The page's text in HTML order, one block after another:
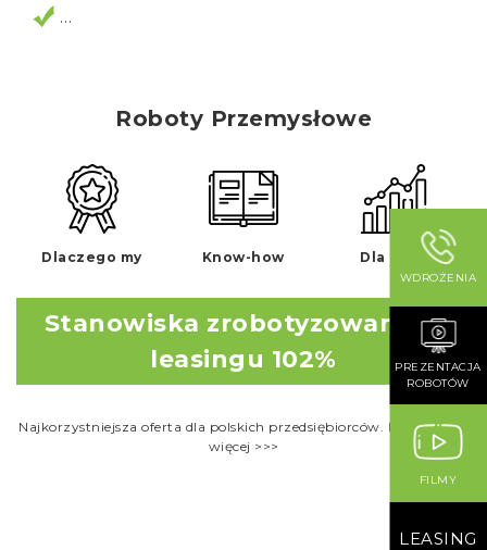
…
Roboty Przemysłowe
Dlaczego my Know-how Dla kogo
Stanowiska zrobotyzowane w
leasingu 102%
Najkorzystniejsza oferta dla polskich przedsiębiorców. Dowiedz się
więcej >>>
WDROŻENIA
PREZENTACJA
ROBOTÓW
FILMY
LEASING